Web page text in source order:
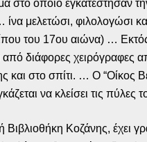
οποίο εγκατέστησαν
μελετώσι, φιλολογώσι
του 17ου αιώνα) …
διάφορες χειρόγραφες
στο σπίτι. … Ο “Οίκος
να κλείσει τις πύλες
Κοζάνης, έχει